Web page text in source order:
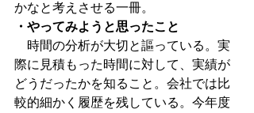
かなと考えさせる一冊。
・やってみようと思ったこと
時間の分析が大切と謳っている。実
際に見積もった時間に対して、実績が
どうだったかを知ること。会社では比
較的細かく履歴を残している。今年度